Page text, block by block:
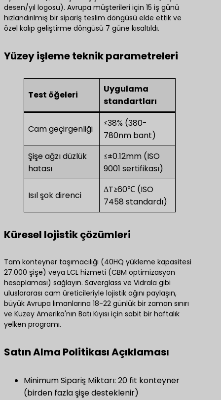
desen/yıl logosu). Avrupa müşterileri için 15 iş günü
hızlandırılmış bir sipariş teslim döngüsü elde ettik ve
özel kalıp geliştirme döngüsü 7 güne kısaltıldı.
​Yüzey işleme teknik parametreleri​
Test öğeleri
Uygulama
standartları
Cam geçirgenliği
≤38% (380-
780nm bant)
Şişe ağzı düzlük
hatası
≤±0.12mm (ISO
9001 sertifikası)
Isıl şok direnci
ΔT≥60℃ (ISO
7458 standardı)
Küresel lojistik çözümleri
Tam konteyner taşımacılığı (40HQ yükleme kapasitesi
27.000 şişe) veya LCL hizmeti (CBM optimizasyon
hesaplaması) sağlayın. Saverglass ve Vidrala gibi
uluslararası cam üreticileriyle lojistik ağını paylaşın,
büyük Avrupa limanlarına 18-22 günlük bir zaman sınırı
ve Kuzey Amerika'nın Batı Kıyısı için sabit bir haftalık
yelken programı.
​Satın Alma Politikası Açıklaması​
Minimum Sipariş Miktarı: 20 fit konteyner
(birden fazla şişe desteklenir)